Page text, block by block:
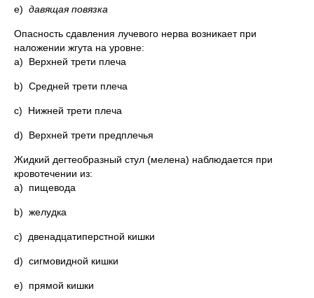
e) давящая повязка
Опасность сдавления лучевого нерва возникает при
наложении жгута на уровне:
a) Верхней трети плеча
b) Средней трети плеча
c) Нижней трети плеча
d) Верхней трети предплечья
Жидкий дегтеобразный стул (мелена) наблюдает­ся при
кровотечении из:
a) пищевода
b) желудка
c) двенадцатиперстной кишки
d) сигмовидной кишки
e) прямой кишки